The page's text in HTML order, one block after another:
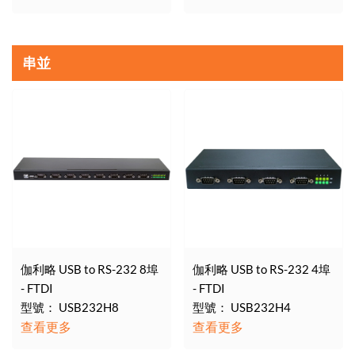
串並
伽利略 USB to RS-232 8埠
- FTDI
型號： USB232H8
查看更多
伽利略 USB to RS-232 4埠
- FTDI
型號： USB232H4
查看更多